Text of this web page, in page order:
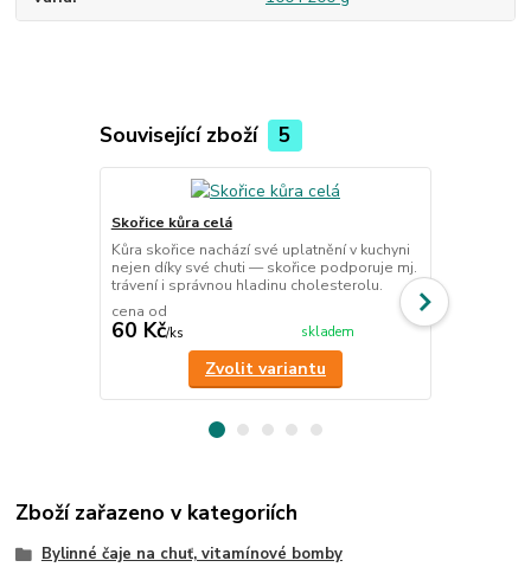
Související zboží 5
Skořice kůra celá
Kůra skořice nachází své uplatnění v kuchyni
nejen díky své chuti — skořice podporuje mj.
trávení i správnou hladinu cholesterolu.
cena od
60 Kč/ks skladem
Zvolit variantu
Zboží zařazeno v kategoriích
Bylinné čaje na chuť, vitamínové bomby